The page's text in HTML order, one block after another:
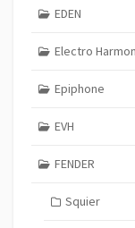
EDEN
Electro
Epiphone
EVH
FENDER
Squier